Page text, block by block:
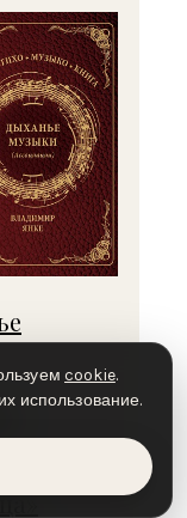
cookie.
использование.